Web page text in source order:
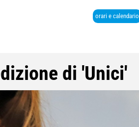
orari e calendario
di 'Unici'